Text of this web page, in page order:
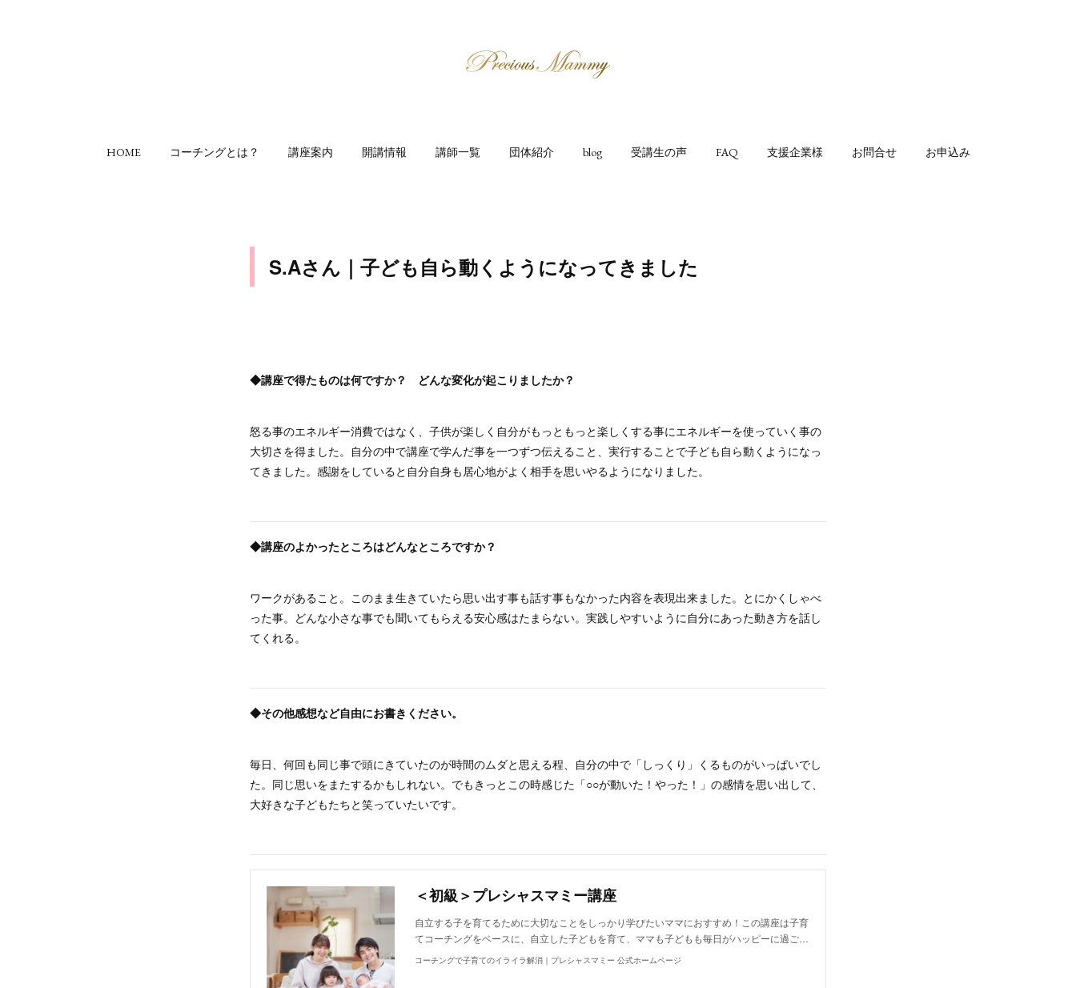
HOME コーチングとは？ 講座案内 開講情報 講師一覧 団体紹介 blog 受講生の声 FAQ 支援企業様 お問合せ お申込み
S.Aさん｜子ども自ら動くようになってきました
◆講座で得たものは何ですか？ どんな変化が起こりましたか？
怒る事のエネルギー消費ではなく、子供が楽しく自分がもっともっと楽しくする事にエネルギーを使っていく事の
大切さを得ました。自分の中で講座で学んだ事を一つずつ伝えること、実行することで子ども自ら動くようになっ
てきました。感謝をしていると自分自身も居心地がよく相手を思いやるようになりました。
◆講座のよかったところはどんなところですか？
ワークがあること。このまま生きていたら思い出す事も話す事もなかった内容を表現出来ました。とにかくしゃべ
った事。どんな小さな事でも聞いてもらえる安心感はたまらない。実践しやすいように自分にあった動き方を話し
てくれる。
◆その他感想など自由にお書きください。
毎日、何回も同じ事で頭にきていたのが時間のムダと思える程、自分の中で「しっくり」くるものがいっぱいでし
た。同じ思いをまたするかもしれない。でもきっとこの時感じた「○○が動いた！やった！」の感情を思い出して、
大好きな子どもたちと笑っていたいです。
＜初級＞プレシャスマミー講座
自立する子を育てるために大切なことをしっかり学びたいママにおすすめ！この講座は子育
てコーチングをベースに、自立した子どもを育て、ママも子どもも毎日がハッピーに過ご…
コーチングで子育てのイライラ解消｜プレシャスマミー 公式ホームページ